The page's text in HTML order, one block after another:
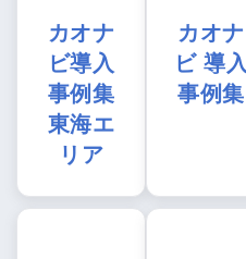
カオナ
ビ導入
事例集
東海エ
リア
カオナ
ビ 導入
事例集